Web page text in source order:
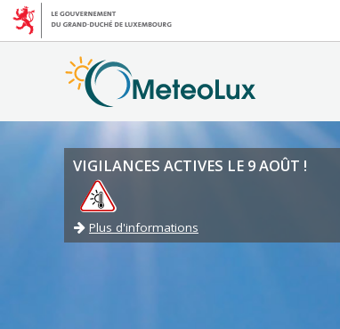
VIGILANCES ACTIVES LE 9 AOÛT !
Plus d'informations